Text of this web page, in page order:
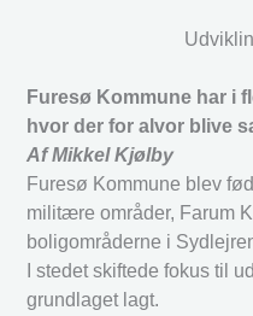
Furesø Kommune har i
hvor der for alvor blive
Af Mikkel Kjølby
Furesø Kommune blev
militære områder, Farum
boligområderne i
I stedet skiftede fokus til
grundlaget lagt.